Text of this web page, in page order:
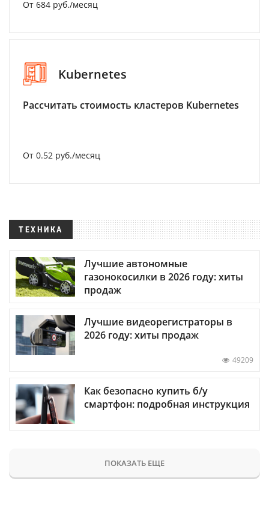
От 684 руб./месяц
Kubernetes
Рассчитать стоимость кластеров Kubernetes
От 0.52 руб./месяц
ТЕХНИКА
Лучшие автономные
газонокосилки в 2026 году: хиты
продаж
Лучшие видеорегистраторы в
2026 году: хиты продаж
49209
Как безопасно купить б/у
смартфон: подробная инструкция
ПОКАЗАТЬ ЕЩЕ